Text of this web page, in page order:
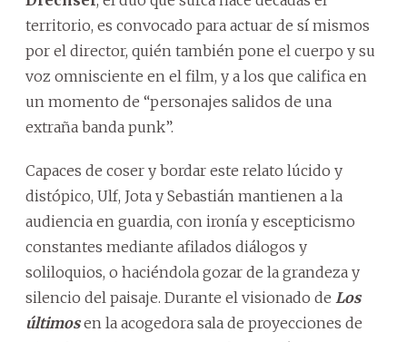
territorio, es convocado para actuar de sí mismos
por el director, quién también pone el cuerpo y su
voz omnisciente en el film, y a los que califica en
un momento de “personajes salidos de una
extraña banda punk”.
Capaces de coser y bordar este relato lúcido y
distópico, Ulf, Jota y Sebastián mantienen a la
audiencia en guardia, con ironía y escepticismo
constantes mediante afilados diálogos y
soliloquios, o haciéndola gozar de la grandeza y
silencio del paisaje. Durante el visionado de Los
últimosen la acogedora sala de proyecciones de